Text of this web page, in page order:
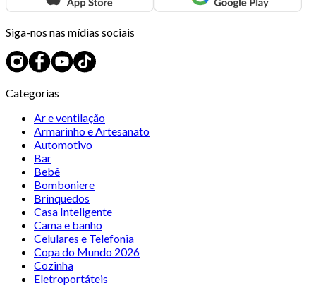
Siga-nos nas mídias sociais
Categorias
Ar e ventilação
Armarinho e Artesanato
Automotivo
Bar
Bebê
Bomboniere
Brinquedos
Casa Inteligente
Cama e banho
Celulares e Telefonia
Copa do Mundo 2026
Cozinha
Eletroportáteis